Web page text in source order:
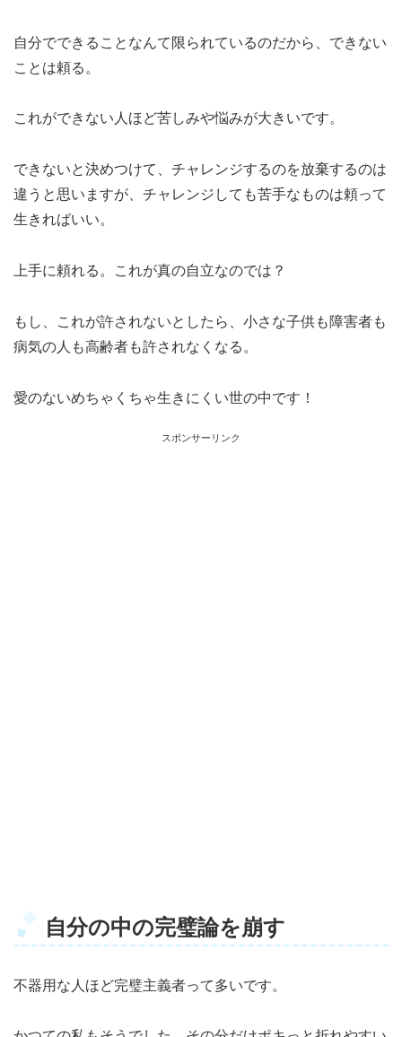
自分でできることなんて限られているのだから、できない
ことは頼る。
これができない人ほど苦しみや悩みが大きいです。
できないと決めつけて、チャレンジするのを放棄するのは
違うと思いますが、チャレンジしても苦手なものは頼って
生きればいい。
上手に頼れる。これが真の自立なのでは？
もし、これが許されないとしたら、小さな子供も障害者も
病気の人も高齢者も許されなくなる。
愛のないめちゃくちゃ生きにくい世の中です！
スポンサーリンク
自分の中の完璧論を崩す
不器用な人ほど完璧主義者って多いです。